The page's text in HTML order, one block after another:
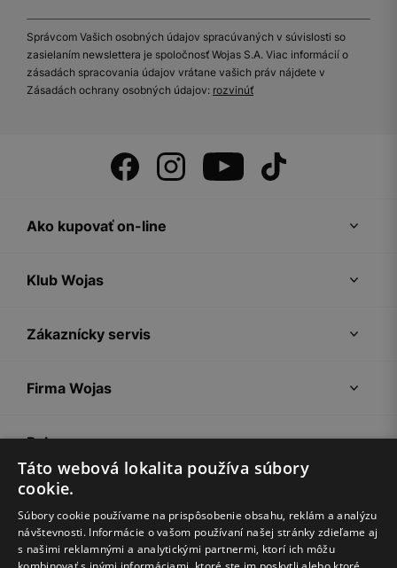
Správcom Vašich osobných údajov spracúvaných v súvislosti so
zasielaním newslettera je spoločnosť Wojas S.A. Viac informácií o
zásadách spracovania údajov vrátane vašich práv nájdete v
Zásadách ochrany osobných údajov: rozvinúť
Ako kupovať on-line
Klub Wojas
Zákaznícky servis
Firma Wojas
Pokyny
Táto webová lokalita používa súbory
cookie.
Súbory cookie používame na prispôsobenie obsahu, reklám a analýzu
návštevnosti. Informácie o vašom používaní našej stránky zdieľame aj
s našimi reklamnými a analytickými partnermi, ktorí ich môžu